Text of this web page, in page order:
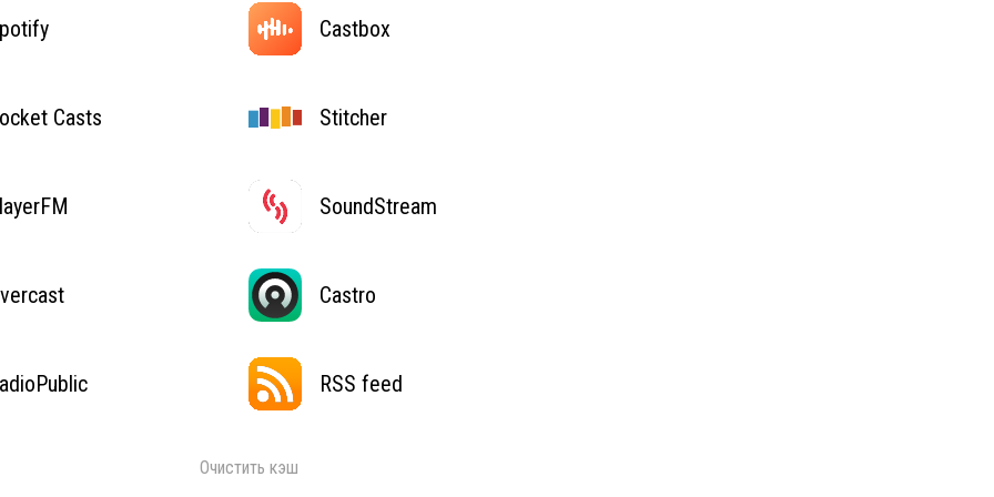
Castbox
Casts Stitcher
SoundStream
Castro
RSS feed
Очистить кэш